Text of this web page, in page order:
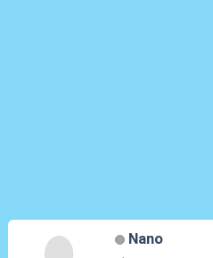
Nano